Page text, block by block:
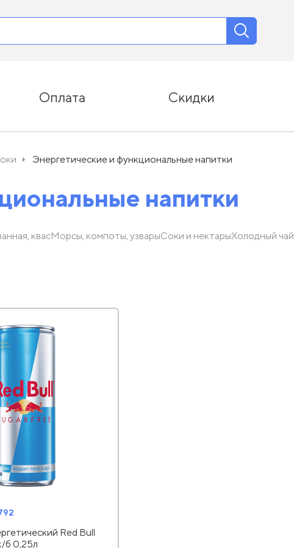
Оплата Скидки
Энергетические и функциональные напитки
напитки
квасМорсы, компоты, узварыСоки и нектарыХолодный чай
Red Bull
б 0,25л